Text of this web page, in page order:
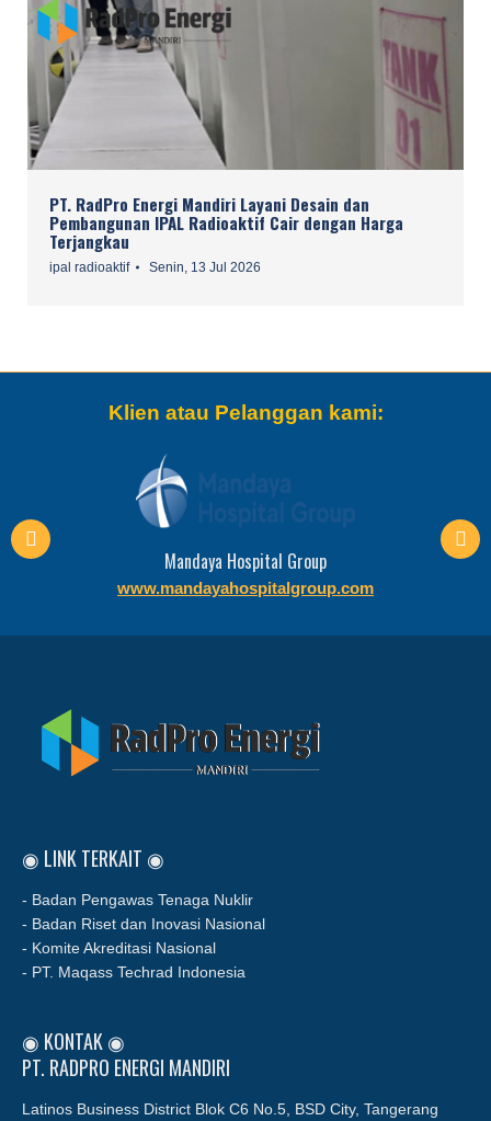
PT. RadPro Energi Mandiri Layani Desain dan
Pembangunan IPAL Radioaktif Cair dengan Harga
Terjangkau
ipal radioaktif Senin, 13 Jul 2026
Klien atau Pelanggan kami:
Mandaya Hospital Group
www.mandayahospitalgroup.com
◉ LINK TERKAIT ◉
- Badan Pengawas Tenaga Nuklir
- Badan Riset dan Inovasi Nasional
- Komite Akreditasi Nasional
- PT. Maqass Techrad Indonesia
◉ KONTAK ◉
PT. RADPRO ENERGI MANDIRI
Latinos Business District Blok C6 No.5, BSD City, Tangerang